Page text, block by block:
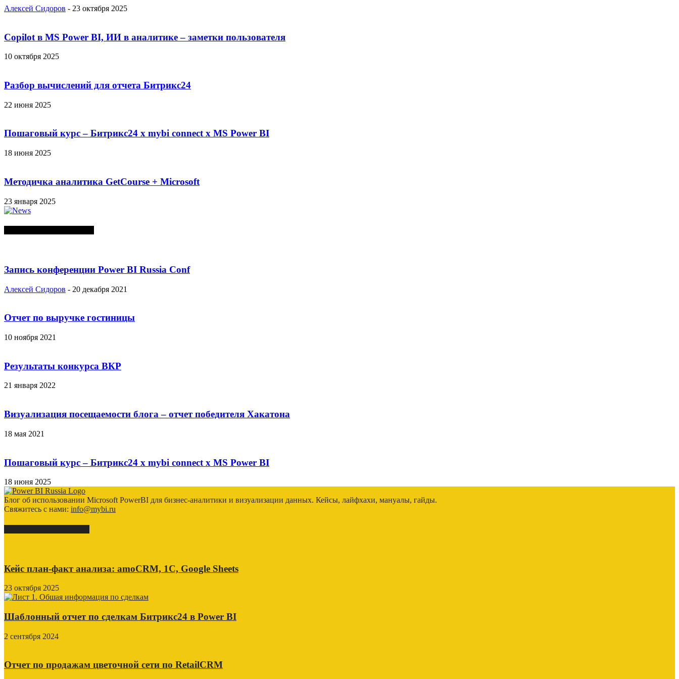
Алексей Сидоров - 23 октября 2025
Copilot в MS Power BI, ИИ в аналитике – заметки пользователя
10 октября 2025
Разбор вычислений для отчета Битрикс24
22 июня 2025
Пошаговый курс – Битрикс24 х mybi connect х MS Power BI
18 июня 2025
Методичка аналитика GetCourse + Microsoft
23 января 2025
Запись конференции Power BI Russia Conf
Алексей Сидоров - 20 декабря 2021
Отчет по выручке гостиницы
10 ноября 2021
Результаты конкурса ВКР
21 января 2022
Визуализация посещаемости блога – отчет победителя Хакатона
18 мая 2021
Пошаговый курс – Битрикс24 х mybi connect х MS Power BI
18 июня 2025
Блог об использовании Microsoft PowerBI для бизнес-аналитики и визуализации данных. Кейсы, лайфхахи, мануалы, гайды.
Свяжитесь с нами: info@mybi.ru
Кейс план-факт анализа: amoCRM, 1C, Google Sheets
23 октября 2025
Шаблонный отчет по сделкам Битрикс24 в Power BI
2 сентября 2024
Отчет по продажам цветочной сети по RetailCRM